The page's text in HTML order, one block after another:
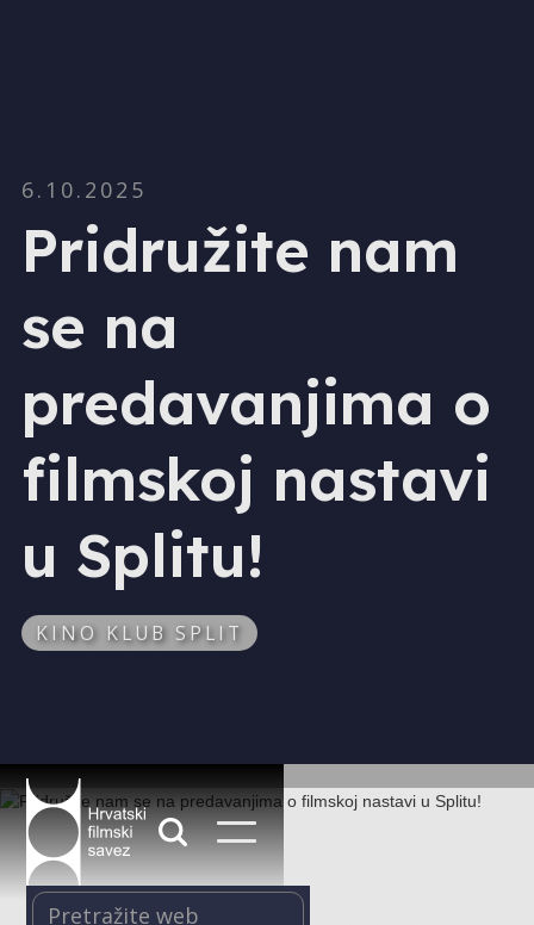
6.10.2025
Pridružite nam
se na
predavanjima o
filmskoj nastavi
u Splitu!
KINO KLUB SPLIT